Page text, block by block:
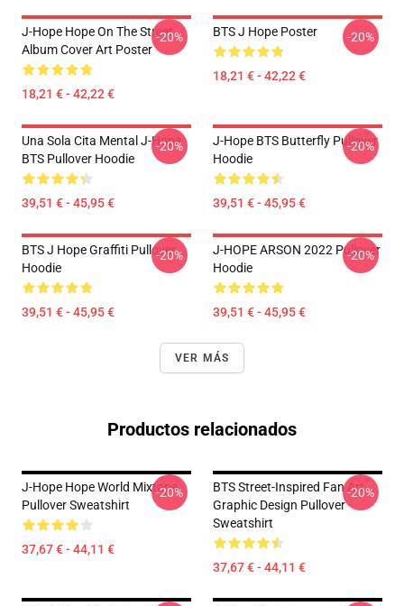
J-Hope Hope On The Street
Album Cover Art Poster
18,21 € - 42,22 €
-20% BTS J Hope Poster
18,21 € - 42,22 €
-20%
Una Sola Cita Mental J-Hope
BTS Pullover Hoodie
39,51 € - 45,95 €
-20%
J-Hope BTS Butterfly Pullover
Hoodie
39,51 € - 45,95 €
-20%
BTS J Hope Graffiti Pullover
Hoodie
39,51 € - 45,95 €
-20%
J-HOPE ARSON 2022 Pullover
Hoodie
39,51 € - 45,95 €
-20%
VER MÁS
Productos relacionados
J-Hope Hope World Mixtape
Pullover Sweatshirt
37,67 € - 44,11 €
-20%
BTS Street-Inspired Fan Art
Graphic Design Pullover
Sweatshirt
37,67 € - 44,11 €
-20%